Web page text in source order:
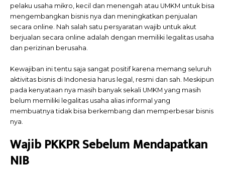
pelaku usaha mikro, kecil dan menengah atau UMKM untuk bisa
mengembangkan bisnis nya dan meningkatkan penjualan
secara online. Nah salah satu persyaratan wajib untuk akut
berjualan secara online adalah dengan memiliki legalitas usaha
dan perizinan berusaha.
Kewajiban ini tentu saja sangat positif karena memang seluruh
aktivitas bisnis di Indonesia harus legal, resmi dan sah. Meskipun
pada kenyataan nya masih banyak sekali UMKM yang masih
belum memiliki legalitas usaha alias informal yang
membuatnya tidak bisa berkembang dan memperbesar bisnis
nya.
Wajib PKKPR Sebelum Mendapatkan
NIB